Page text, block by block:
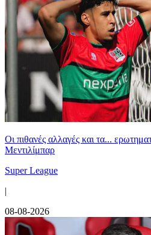
Οι πιθανές αλλαγές και τα...
Μεντιλίμπαρ
Super League
|
08-08-2026